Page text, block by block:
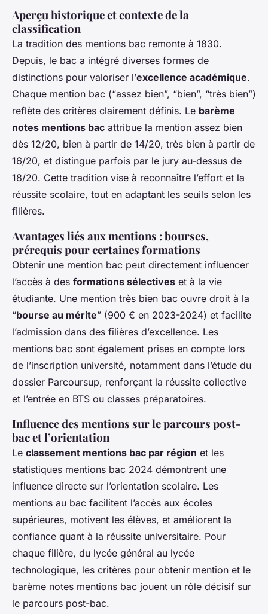
Aperçu historique et contexte de la
classification
La tradition des mentions bac remonte à 1830.
Depuis, le bac a intégré diverses formes de
distinctions pour valoriser l’excellence académique.
Chaque mention bac (“assez bien”, “bien”, “très bien”)
reflète des critères clairement définis. Le barème
notes mentions bac attribue la mention assez bien
dès 12/20, bien à partir de 14/20, très bien à partir de
16/20, et distingue parfois par le jury au-dessus de
18/20. Cette tradition vise à reconnaître l’effort et la
réussite scolaire, tout en adaptant les seuils selon les
filières.
Avantages liés aux mentions : bourses,
prérequis pour certaines formations
Obtenir une mention bac peut directement influencer
l’accès à des formations sélectives et à la vie
étudiante. Une mention très bien bac ouvre droit à la
“bourse au mérite” (900 € en 2023-2024) et facilite
l’admission dans des filières d’excellence. Les
mentions bac sont également prises en compte lors
de l’inscription université, notamment dans l’étude du
dossier Parcoursup, renforçant la réussite collective
et l’entrée en BTS ou classes préparatoires.
Influence des mentions sur le parcours post-
bac et l’orientation
Le classement mentions bac par région et les
statistiques mentions bac 2024 démontrent une
influence directe sur l’orientation scolaire. Les
mentions au bac facilitent l’accès aux écoles
supérieures, motivent les élèves, et améliorent la
confiance quant à la réussite universitaire. Pour
chaque filière, du lycée général au lycée
technologique, les critères pour obtenir mention et le
barème notes mentions bac jouent un rôle décisif sur
le parcours post-bac.